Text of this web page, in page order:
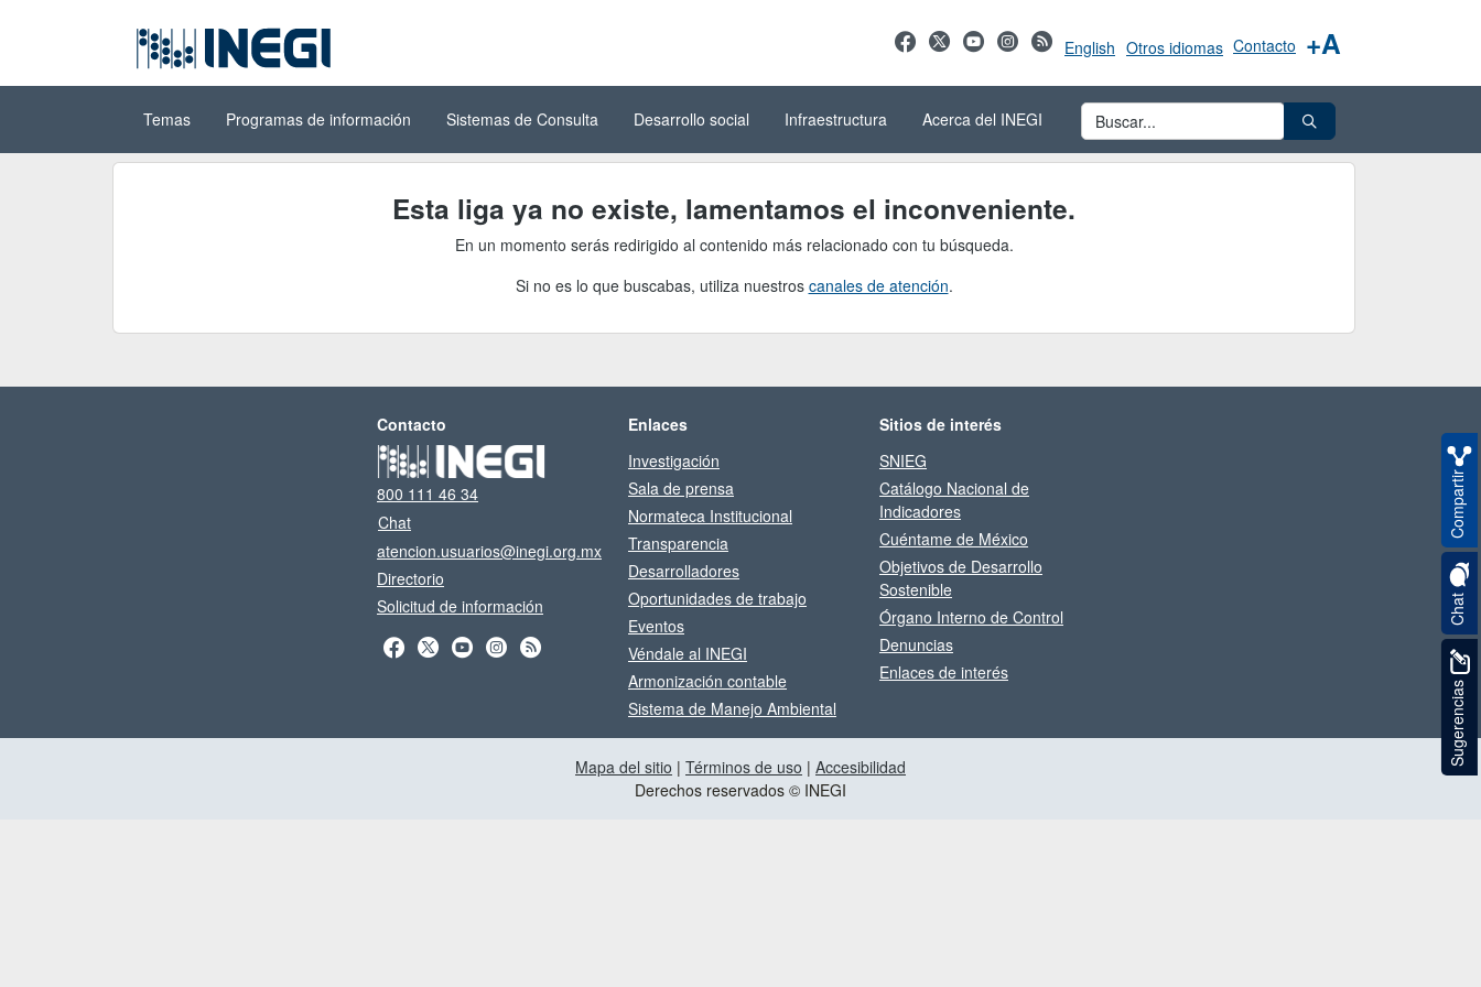
principal
(INEGI)
English Otros idiomas Contacto +A
Temas Programas de información Sistemas de Consulta Desarrollo social Infraestructura Acerca del INEGI
Esta liga ya no existe, lamentamos el inconveniente.
En un momento serás redirigido al contenido más relacionado con tu búsqueda.
Si no es lo que buscabas, utiliza nuestros canales de atención.
Sugerencias
Chat
Compartir
Contacto
800 111 46 34
Chat
atencion.usuarios@inegi.org.mx
Directorio
Solicitud de información
Enlaces
Investigación
Sala de prensa
Normateca Institucional
Transparencia
Desarrolladores
Oportunidades de trabajo
Eventos
Véndale al INEGI
Armonización contable
Sistema de Manejo Ambiental
Sitios de interés
SNIEG
Catálogo Nacional de
Indicadores
Cuéntame de México
Objetivos de Desarrollo
Sostenible
Órgano Interno de Control
Denuncias
Enlaces de interés
Mapa del sitio | Términos de uso | Accesibilidad
Derechos reservados © INEGI